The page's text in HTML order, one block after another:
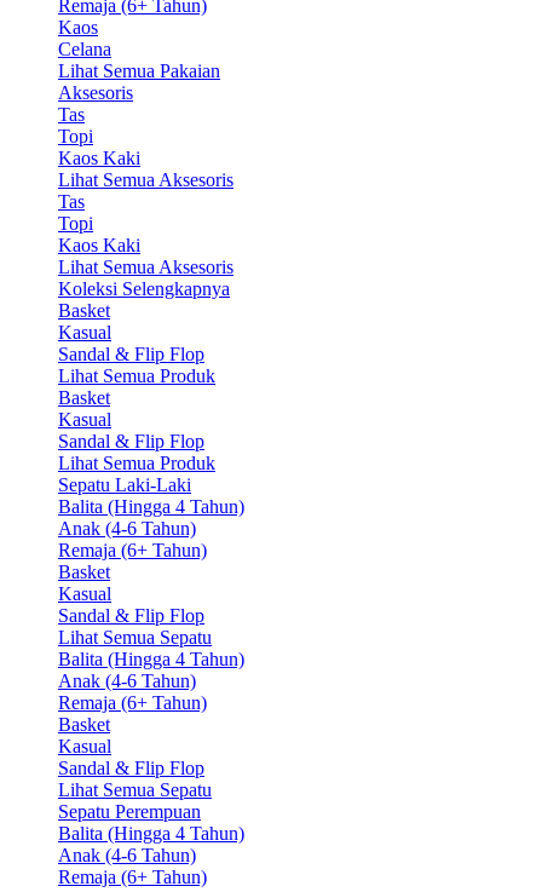
Remaja (6+ Tahun)
Kaos
Celana
Lihat Semua Pakaian
Aksesoris
Tas
Topi
Kaos Kaki
Lihat Semua Aksesoris
Tas
Topi
Kaos Kaki
Lihat Semua Aksesoris
Koleksi Selengkapnya
Basket
Kasual
Sandal & Flip Flop
Lihat Semua Produk
Basket
Kasual
Sandal & Flip Flop
Lihat Semua Produk
Sepatu Laki-Laki
Balita (Hingga 4 Tahun)
Anak (4-6 Tahun)
Remaja (6+ Tahun)
Basket
Kasual
Sandal & Flip Flop
Lihat Semua Sepatu
Balita (Hingga 4 Tahun)
Anak (4-6 Tahun)
Remaja (6+ Tahun)
Basket
Kasual
Sandal & Flip Flop
Lihat Semua Sepatu
Sepatu Perempuan
Balita (Hingga 4 Tahun)
Anak (4-6 Tahun)
Remaja (6+ Tahun)